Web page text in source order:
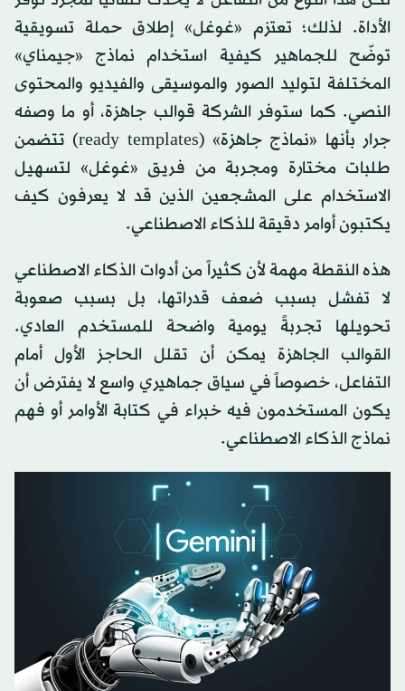
الأداة. لذلك؛ تعتزم «غوغل» إطلاق حملة تسويقية
توضّح للجماهير كيفية استخدام نماذج «جيمناي»
المختلفة لتوليد الصور والموسيقى والفيديو والمحتوى
النصي. كما ستوفر الشركة قوالب جاهزة، أو ما وصفه
جرار بأنها «نماذج جاهزة» (ready templates) تتضمن
طلبات مختارة ومجربة من فريق «غوغل» لتسهيل
الاستخدام على المشجعين الذين قد لا يعرفون كيف
يكتبون أوامر دقيقة للذكاء الاصطناعي.
هذه النقطة مهمة لأن كثيراً من أدوات الذكاء الاصطناعي
لا تفشل بسبب ضعف قدراتها، بل بسبب صعوبة
تحويلها تجربةً يومية واضحة للمستخدم العادي.
القوالب الجاهزة يمكن أن تقلل الحاجز الأول أمام
التفاعل، خصوصاً في سياق جماهيري واسع لا يفترض أن
يكون المستخدمون فيه خبراء في كتابة الأوامر أو فهم
نماذج الذكاء الاصطناعي.